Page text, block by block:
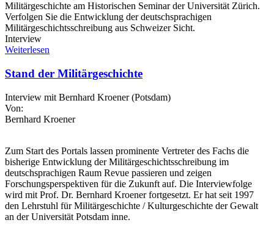
Militärgeschichte am Historischen Seminar der Universität Zürich.
Verfolgen Sie die Entwicklung der deutschsprachigen
Militärgeschichtsschreibung aus Schweizer Sicht.
Interview
Weiterlesen
Stand der Militärgeschichte
Interview mit Bernhard Kroener (Potsdam)
Von:
Bernhard Kroener
Zum Start des Portals lassen prominente Vertreter des Fachs die
bisherige Entwicklung der Militärgeschichtsschreibung im
deutschsprachigen Raum Revue passieren und zeigen
Forschungsperspektiven für die Zukunft auf. Die Interviewfolge
wird mit Prof. Dr. Bernhard Kroener fortgesetzt. Er hat seit 1997
den Lehrstuhl für Militärgeschichte / Kulturgeschichte der Gewalt
an der Universität Potsdam inne.